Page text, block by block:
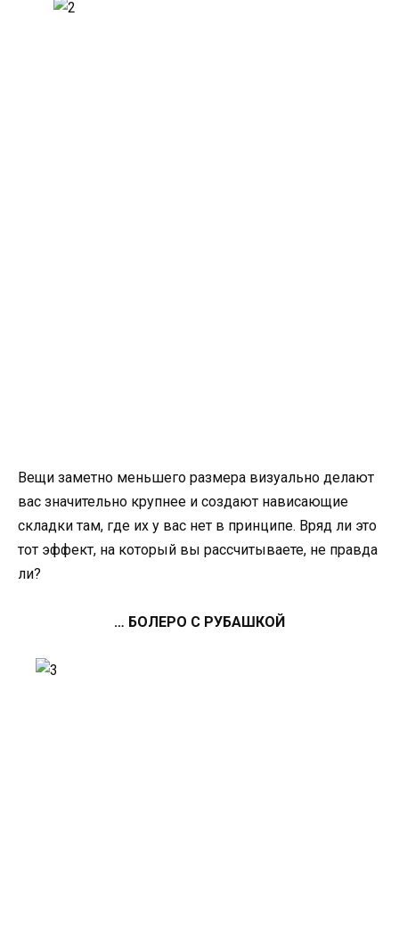
Вещи заметно меньшего размера визуально делают
вас значительно крупнее и создают нависающие
складки там, где их у вас нет в принципе. Вряд ли это
тот эффект, на который вы рассчитываете, не правда
ли?
… БОЛЕРО С РУБАШКОЙ